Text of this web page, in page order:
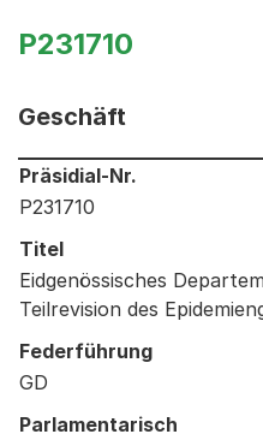
P231710
Geschäft
Informationen zum
Präsidial-Nr.
P231710
Titel
Eidgenössisches
Teilrevision des
Federführung
GD
Parlamentarisch